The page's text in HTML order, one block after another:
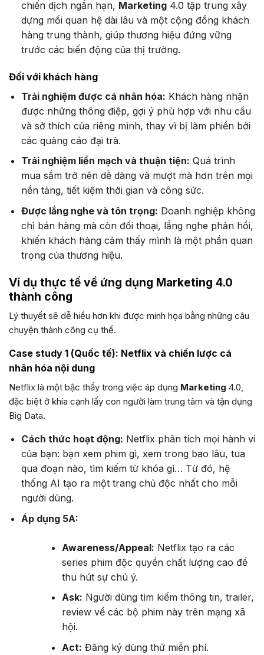
chiến dịch ngắn hạn, Marketing4.0 tập trung xây
dựng mối quan hệ dài lâu và một cộng đồng khách
hàng trung thành, giúp thương hiệu đứng vững
trước các biến động của thị trường.
Đối với khách hàng
Trải nghiệm được cá nhân hóa: Khách hàng nhận
được những thông điệp, gợi ý phù hợp với nhu cầu
và sở thích của riêng mình, thay vì bị làm phiền bởi
các quảng cáo đại trà.
Trải nghiệm liền mạch và thuận tiện: Quá trình
mua sắm trở nên dễ dàng và mượt mà hơn trên mọi
nền tảng, tiết kiệm thời gian và công sức.
Được lắng nghe và tôn trọng: Doanh nghiệp không
chỉ bán hàng mà còn đối thoại, lắng nghe phản hồi,
khiến khách hàng cảm thấy mình là một phần quan
trọng của thương hiệu.
Ví dụ thực tế về ứng dụng Marketing 4.0
thành công
Lý thuyết sẽ dễ hiểu hơn khi được minh họa bằng những câu
chuyện thành công cụ thể.
Case study 1 (Quốc tế): Netflix và chiến lược cá
nhân hóa nội dung
Netflix là một bậc thầy trong việc áp dụng Marketing 4.0,
đặc biệt ở khía cạnh lấy con người làm trung tâm và tận dụng
Big Data.
Cách thức hoạt động: Netflix phân tích mọi hành vi
của bạn: bạn xem phim gì, xem trong bao lâu, tua
qua đoạn nào, tìm kiếm từ khóa gì… Từ đó, hệ
thống AI tạo ra một trang chủ độc nhất cho mỗi
người dùng.
Áp dụng 5A:
Awareness/Appeal: Netflix tạo ra các
series phim độc quyền chất lượng cao để
thu hút sự chú ý.
Ask: Người dùng tìm kiếm thông tin, trailer,
review về các bộ phim này trên mạng xã
hội.
Act: Đăng ký dùng thử miễn phí.